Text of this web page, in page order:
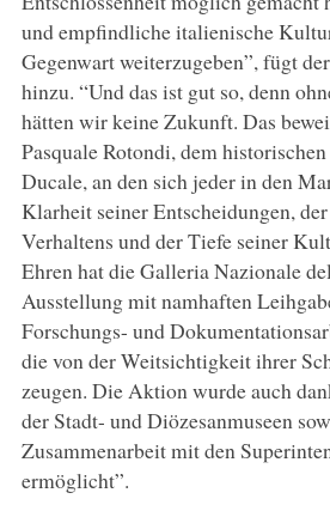
und empfindliche italienische
Gegenwart weiterzugeben”, fügt
hinzu. “Und das ist gut so, denn
hätten wir keine Zukunft. Das
Pasquale Rotondi, dem
Ducale, an den sich jeder in den
Klarheit seiner Entscheidungen,
Verhaltens und der Tiefe seiner
Ehren hat die Galleria Nazionale
Ausstellung mit namhaften
Forschungs- und
die von der Weitsichtigkeit ihrer
zeugen. Die Aktion wurde auch
der Stadt- und Diözesanmuseen
Zusammenarbeit mit den
ermöglicht”.